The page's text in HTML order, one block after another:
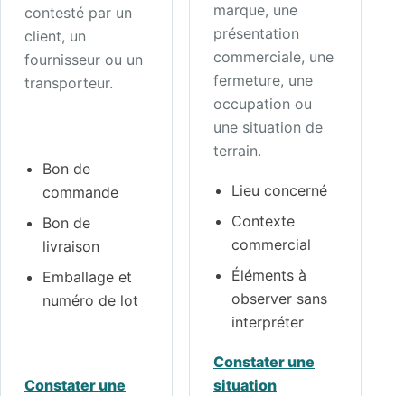
contesté par un
client, un
fournisseur ou un
transporteur.
Bon de
commande
Bon de
livraison
Emballage et
numéro de lot
Constater une
marque, une
présentation
commerciale, une
fermeture, une
occupation ou
une situation de
terrain.
Lieu concerné
Contexte
commercial
Éléments à
observer sans
interpréter
Constater une
situation